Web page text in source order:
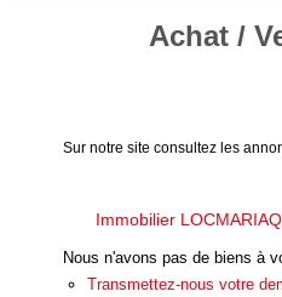
Achat /
Sur notre site consultez les
Immobilier
Nous n'avons pas de biens à
Transmettez-nous votre